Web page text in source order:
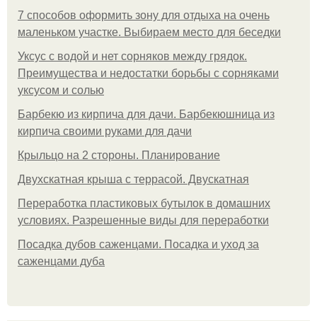
7 способов оформить зону для отдыха на очень
маленьком участке. Выбираем место для беседки
Уксус с водой и нет сорняков между грядок.
Преимущества и недостатки борьбы с сорняками
уксусом и солью
Барбекю из кирпича для дачи. Барбекюшница из
кирпича своими руками для дачи
Крыльцо на 2 стороны. Планирование
Двухскатная крыша с террасой. Двускатная
Переработка пластиковых бутылок в домашних
условиях. Разрешенные виды для переработки
Посадка дубов саженцами. Посадка и уход за
саженцами дуба